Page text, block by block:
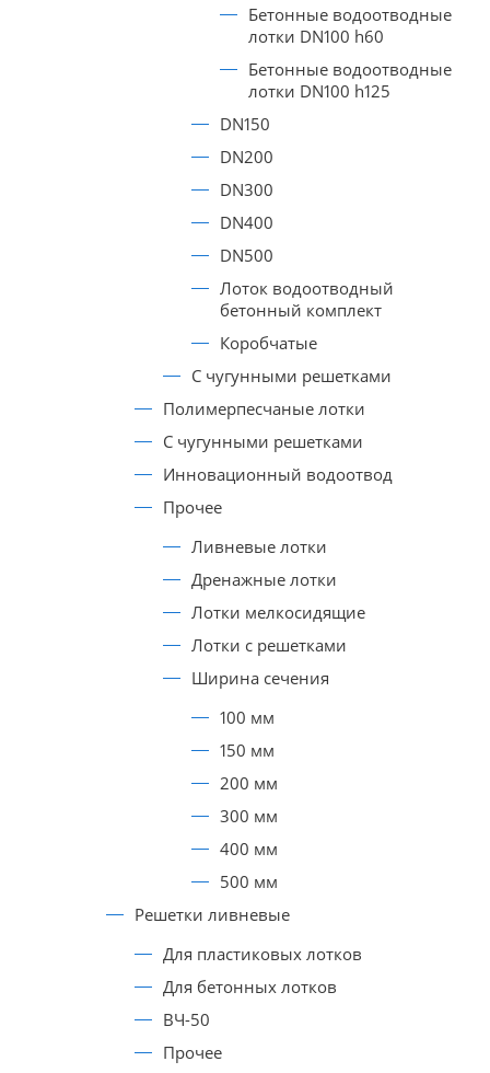
Бетонные водоотводные
лотки DN100 h60
Бетонные водоотводные
лотки DN100 h125
DN150
DN200
DN300
DN400
DN500
Лоток водоотводный
бетонный комплект
Коробчатые
С чугунными решетками
Полимерпесчаные лотки
С чугунными решетками
Инновационный водоотвод
Прочее
Ливневые лотки
Дренажные лотки
Лотки мелкосидящие
Лотки с решетками
Ширина сечения
100 мм
150 мм
200 мм
300 мм
400 мм
500 мм
Решетки ливневые
Для пластиковых лотков
Для бетонных лотков
ВЧ-50
Прочее